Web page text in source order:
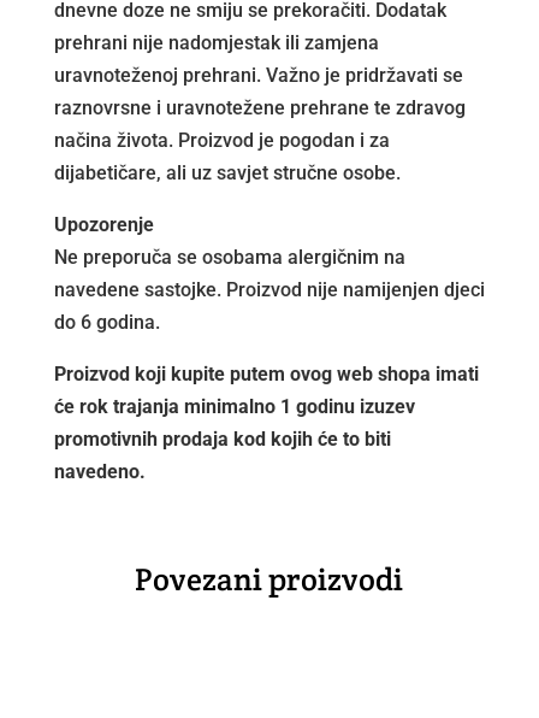
dnevne doze ne smiju se prekoračiti. Dodatak
prehrani nije nadomjestak ili zamjena
uravnoteženoj prehrani. Važno je pridržavati se
raznovrsne i uravnotežene prehrane te zdravog
načina života. Proizvod je pogodan i za
dijabetičare, ali uz savjet stručne osobe.
Upozorenje
Ne preporuča se osobama alergičnim na
navedene sastojke. Proizvod nije namijenjen djeci
do 6 godina.
Proizvod koji kupite putem ovog web shopa imati
će rok trajanja minimalno 1 godinu izuzev
promotivnih prodaja kod kojih će to biti
navedeno.
Povezani proizvodi